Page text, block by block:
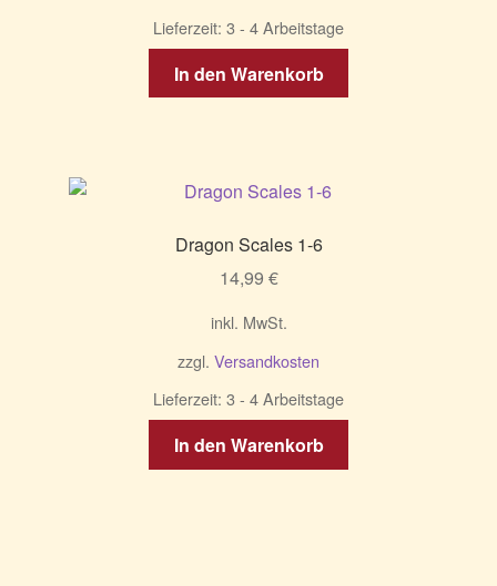
Lieferzeit: 3 - 4 Arbeitstage
In den Warenkorb
Dragon Scales 1-6
14,99 €
inkl. MwSt.
zzgl. Versandkosten
Lieferzeit: 3 - 4 Arbeitstage
In den Warenkorb